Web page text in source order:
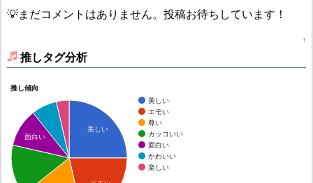
💡まだコメントはありません。投稿お待ちしています！
↑
推しタグ分析
推し傾向
美しい
エモい
尊い
カッコいい
面白い
かわいい
楽しい
美しい
面白い